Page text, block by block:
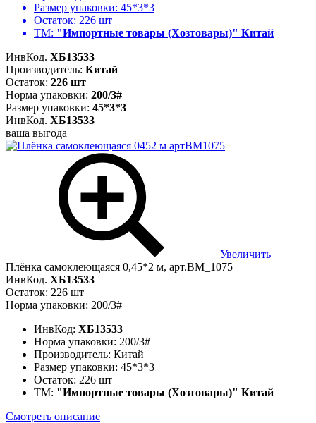
Размер упаковки: 45*3*3
Остаток: 226 шт
ТМ: "Импортные товары (Хозтовары)" Китай
ИнвКод. ХБ13533
Производитель: Китай
Остаток: 226 шт
Норма упаковки: 200/3#
Размер упаковки: 45*3*3
ИнвКод. ХБ13533
ваша выгода
Увеличить
Плёнка самоклеющаяся 0,45*2 м, арт.BM_1075
ИнвКод. ХБ13533
Остаток: 226 шт
Норма упаковки: 200/3#
ИнвКод: ХБ13533
Норма упаковки: 200/3#
Производитель: Китай
Размер упаковки: 45*3*3
Остаток: 226 шт
ТМ: "Импортные товары (Хозтовары)" Китай
Смотреть описание